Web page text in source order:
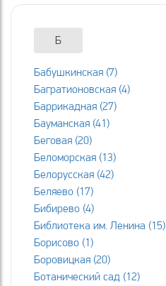
Б
Бабушкинская (7)
Багратионовская (4)
Баррикадная (27)
Бауманская (41)
Беговая (20)
Беломорская (13)
Белорусская (42)
Беляево (17)
Бибирево (4)
Библиотека им. Ленина (15)
Борисово (1)
Боровицкая (20)
Ботанический сад (12)